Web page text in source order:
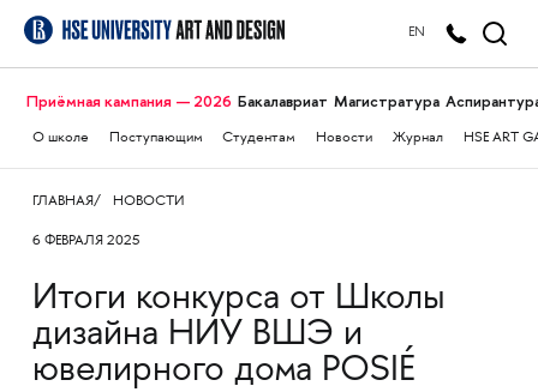
EN
Приёмная кампания — 2026 Бакалавриат Магистратура
О школе Поступающим Студентам Новости Журнал HSE ART
ГЛАВНАЯ НОВОСТИ
6 ФЕВРАЛЯ 2025
Итоги конкурса от Школы
дизайна НИУ ВШЭ и
ювелирного дома POSIÉ